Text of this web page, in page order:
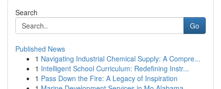
Search
Go
Published News
1 Navigating Industrial Chemical Supply: A Compre...
1 Intelligent School Curriculum: Redefining Instr...
1 Pass Down the Fire: A Legacy of Inspiration